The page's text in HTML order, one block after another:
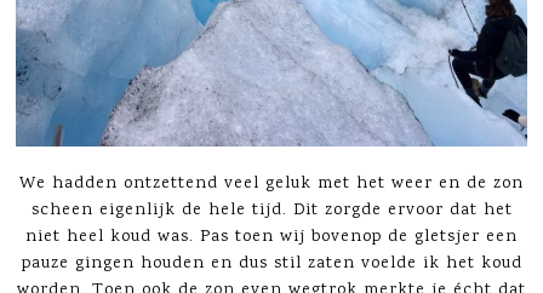
We hadden ontzettend veel geluk met het weer en de zon
scheen eigenlijk de hele tijd. Dit zorgde ervoor dat het
niet heel koud was. Pas toen wij bovenop de gletsjer een
pauze gingen houden en dus stil zaten voelde ik het koud